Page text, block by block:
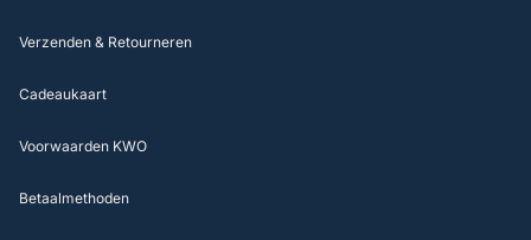
Verzenden & Retourneren
Cadeaukaart
Voorwaarden KWO
Betaalmethoden